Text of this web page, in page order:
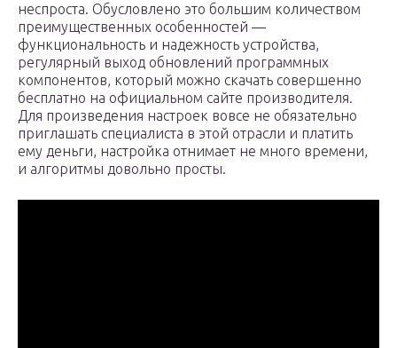
неспроста. Обусловлено это большим количеством
преимущественных особенностей —
функциональность и надежность устройства,
регулярный выход обновлений программных
компонентов, который можно скачать совершенно
бесплатно на официальном сайте производителя.
Для произведения настроек вовсе не обязательно
приглашать специалиста в этой отрасли и платить
ему деньги, настройка отнимает не много времени,
и алгоритмы довольно просты.